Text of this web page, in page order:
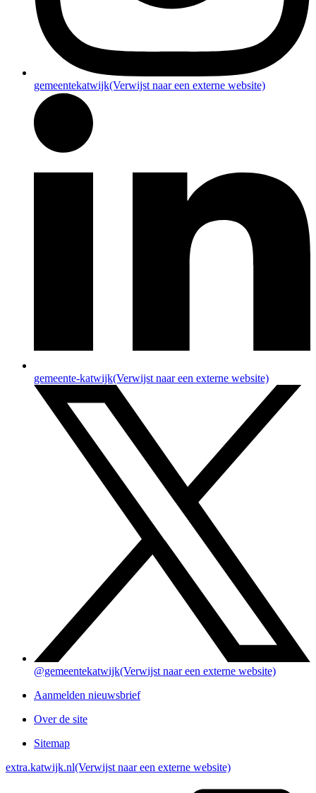
gemeentekatwijk(Verwijst naar een externe website)
gemeente-katwijk(Verwijst naar een externe website)
@gemeentekatwijk(Verwijst naar een externe website)
Aanmelden nieuwsbrief
Over de site
Sitemap
extra.katwijk.nl(Verwijst naar een externe website)